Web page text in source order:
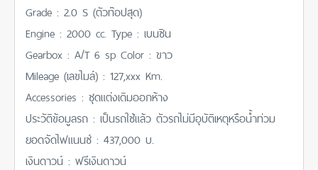
Grade : 2.0 S (ตัวท๊อปสุด)
Engine : 2000 cc. Type : เบนซิน
Gearbox : A/T 6 sp Color : ขาว
Mileage (เลขไมล์) : 127,xxx Km.
Accessories : ชุดแต่งเดิมออกห้าง
ประวัติข้อมูลรถ : เป็นรถใช้แล้ว ตัวรถไม่มีอุบัติเหตุหรือน้ำท่วม
ยอดจัดไฟแนนซ์ : 437,000 บ.
เงินดาวน์ : ฟรีเงินดาวน์